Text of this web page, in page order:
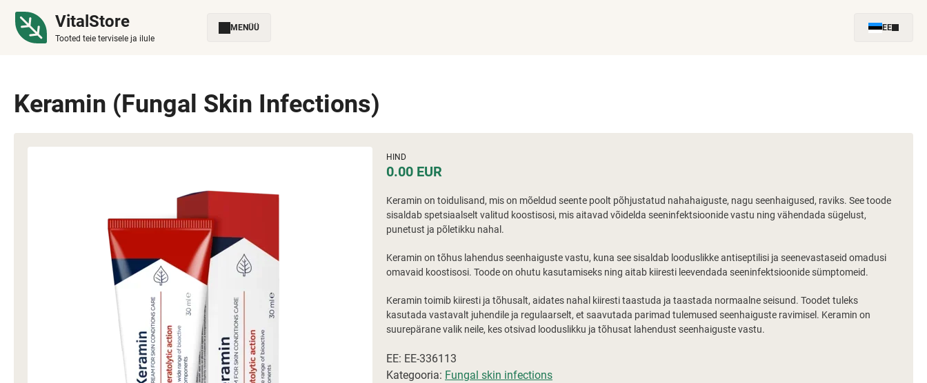
VitalStore
Tooted teie tervisele ja ilule
MENÜÜ EE
Keramin (Fungal Skin Infections)
HIND
0.00 EUR
Keramin on toidulisand, mis on mõeldud seente poolt põhjustatud nahahaiguste, nagu seenhaigused, raviks. See toode
sisaldab spetsiaalselt valitud koostisosi, mis aitavad võidelda seeninfektsioonide vastu ning vähendada sügelust,
punetust ja põletikku nahal.
Keramin on tõhus lahendus seenhaiguste vastu, kuna see sisaldab looduslikke antiseptilisi ja seenevastaseid omadusi
omavaid koostisosi. Toode on ohutu kasutamiseks ning aitab kiiresti leevendada seeninfektsioonide sümptomeid.
Keramin toimib kiiresti ja tõhusalt, aidates nahal kiiresti taastuda ja taastada normaalne seisund. Toodet tuleks
kasutada vastavalt juhendile ja regulaarselt, et saavutada parimad tulemused seenhaiguste ravimisel. Keramin on
suurepärane valik neile, kes otsivad looduslikku ja tõhusat lahendust seenhaiguste vastu.
EE: EE-336113
Kategooria: Fungal skin infections